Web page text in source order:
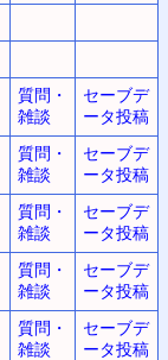
質問・
雑談
セーブデ
ータ投稿
質問・
雑談
セーブデ
ータ投稿
質問・
雑談
セーブデ
ータ投稿
質問・
雑談
セーブデ
ータ投稿
質問・
雑談
セーブデ
ータ投稿